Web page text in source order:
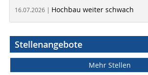
16.07.2026 | Hochbau weiter schwach
Stellenangebote
Mehr Stellen